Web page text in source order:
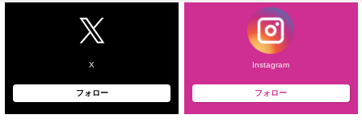
X
フォロー
Instagram
フォロー